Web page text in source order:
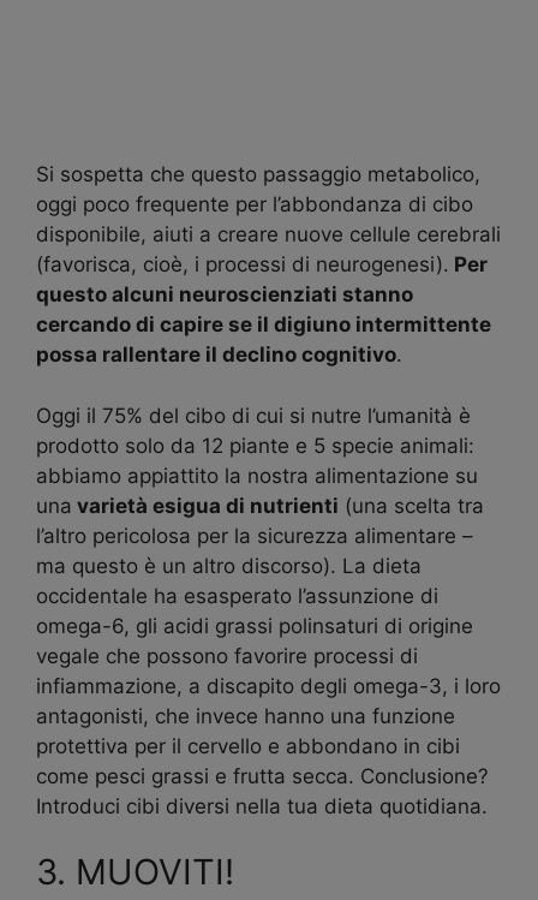
Si sospetta che questo passaggio metabolico,
oggi poco frequente per l’abbondanza di cibo
disponibile, aiuti a creare nuove cellule cerebrali
(favorisca, cioè, i processi di neurogenesi). Per
questo alcuni neuroscienziati stanno
cercando di capire se il digiuno intermittente
possa rallentare il declino cognitivo.
Oggi il 75% del cibo di cui si nutre l’umanità è
prodotto solo da 12 piante e 5 specie animali:
abbiamo appiattito la nostra alimentazione su
una varietà esigua di nutrienti (una scelta tra
l’altro pericolosa per la sicurezza alimentare –
ma questo è un altro discorso). La dieta
occidentale ha esasperato l’assunzione di
omega-6, gli acidi grassi polinsaturi di origine
vegale che possono favorire processi di
infiammazione, a discapito degli omega-3, i loro
antagonisti, che invece hanno una funzione
protettiva per il cervello e abbondano in cibi
come pesci grassi e frutta secca. Conclusione?
Introduci cibi diversi nella tua dieta quotidiana.
3. MUOVITI!